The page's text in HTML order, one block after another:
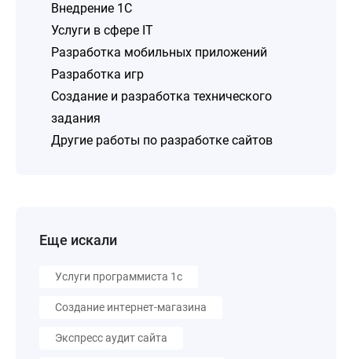
Внедрение 1C
Услуги в сфере IT
Разработка мобильных приложений
Разработка игр
Создание и разработка технического
задания
Другие работы по разработке сайтов
Еще искали
Услуги программиста 1с
Создание интернет-магазина
Экспресс аудит сайта